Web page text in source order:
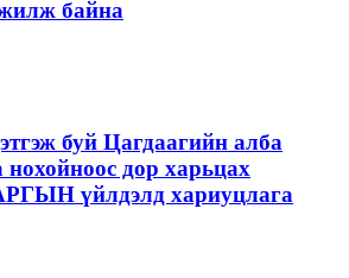
байна
буй Цагдаагийн алба
нохойноос дор харьцах
үйлдэлд хариуцлага